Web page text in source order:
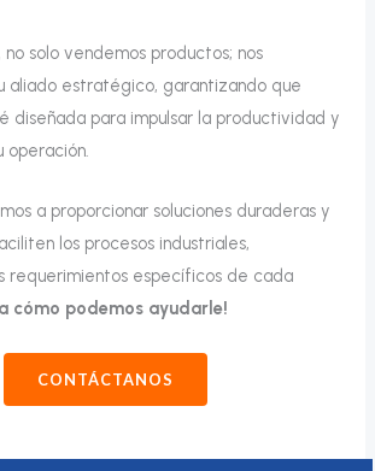
no solo vendemos productos; nos
aliado estratégico, garantizando que
diseñada para impulsar la productividad y
operación.
a proporcionar soluciones duraderas y
los procesos industriales,
requerimientos específicos de cada
cómo podemos ayudarle!
CONTÁCTANOS